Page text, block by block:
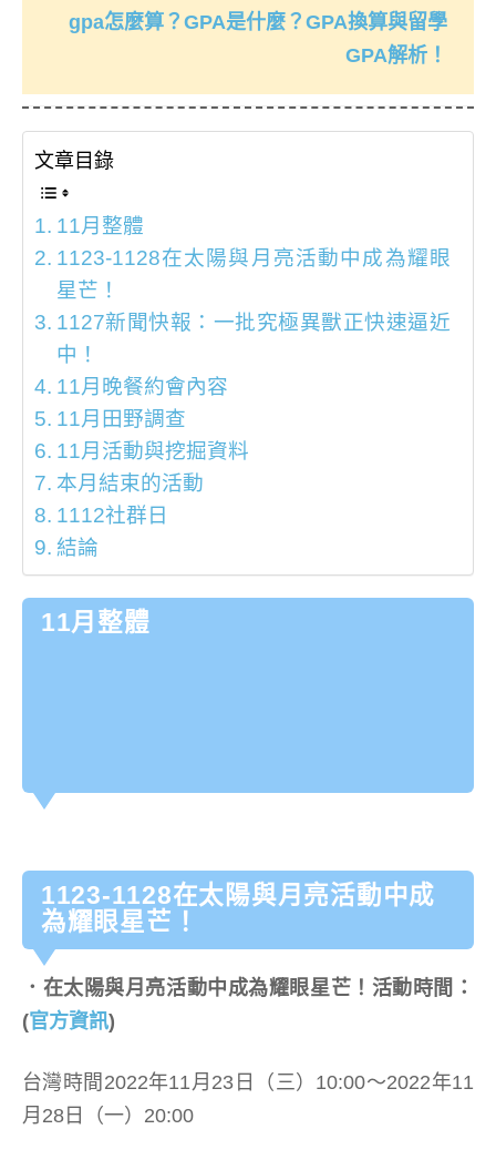
gpa怎麼算？GPA是什麼？GPA換算與留學
GPA解析！
文章目錄
11月整體
1123-1128在太陽與月亮活動中成為耀眼
星芒！
1127新聞快報：一批究極異獸正快速逼近
中！
11月晚餐約會內容
11月田野調查
11月活動與挖掘資料
本月結束的活動
1112社群日
結論
11月整體
1123-1128在太陽與月亮活動中成
為耀眼星芒！
．在太陽與月亮活動中成為耀眼星芒！ 活動時間：
(官方資訊)
台灣時間2022年11月23日（三）10:00～2022年11
月28日（一）20:00